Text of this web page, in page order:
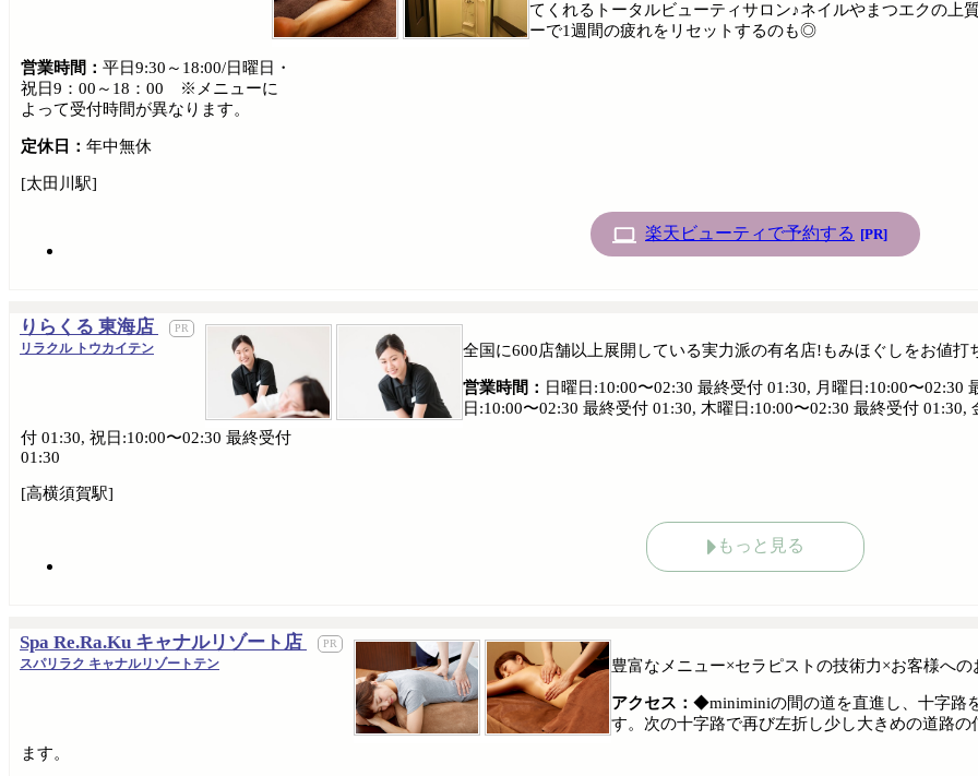
てくれるトータルビューティサロン♪ネイルやまつエクの上
ーで1週間の疲れをリセットするのも◎
営業時間： 平日9:30～18:00/日曜日・
祝日9：00～18：00 ※メニューに
よって受付時間が異なります。
定休日： 年中無休
[太田川駅]
楽天ビューティで予約する [PR]
りらくる 東海店
リラクル トウカイテン 全国に600店舗以上展開している実力派の有名店!もみほぐしをお値
営業時間： 日曜日:10:00〜02:30 最終受付 01:30, 月曜日:10:00〜
日:10:00〜02:30 最終受付 01:30, 木曜日:10:00〜02:30 最終受付
付 01:30, 祝日:10:00〜02:30 最終受付
01:30
[高横須賀駅]
もっと見る
Spa Re.Ra.Ku キャナルリゾート店
スパリラク キャナルリゾートテン 豊富なメニュー×セラピストの技術力×お客様へ
アクセス： ◆miniminiの間の道を直進し、十字路
す。次の十字路で再び左折し少し大きめの道路
ます。